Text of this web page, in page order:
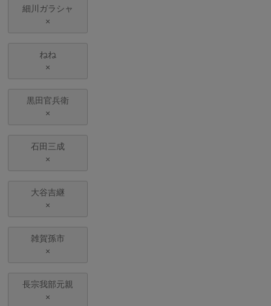
細川ガラシャ
×
ねね
×
黒田官兵衛
×
石田三成
×
大谷吉継
×
雑賀孫市
×
長宗我部元親
×